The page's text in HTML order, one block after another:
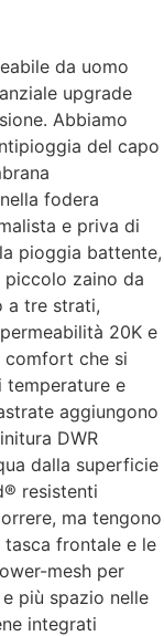
da uomo
upgrade
Abbiamo
del capo
fodera
e priva di
pioggia battente,
zaino da
a tre strati,
20K e
comfort che si
temperature e
aggiungono
DWR
dalla superficie
resistenti
ma tengono
tasca frontale e le
mesh per
più spazio nelle
integrati